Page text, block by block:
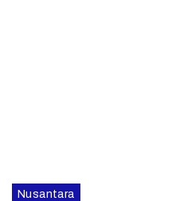
Nusantara